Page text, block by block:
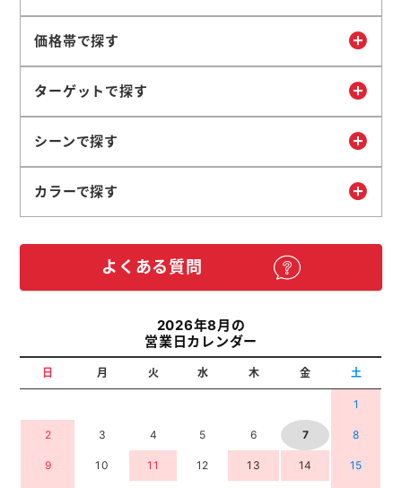
価格帯で探す
ターゲットで探す
シーンで探す
カラーで探す
よくある質問
2026年8月の
営業日カレンダー
日 月 火 水 木 金 土
1
2 3 4 5 6 7 8
9 10 11 12 13 14 15